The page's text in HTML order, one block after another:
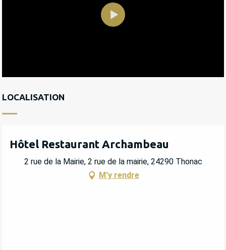
LOCALISATION
Hôtel Restaurant Archambeau
2 rue de la Mairie, 2 rue de la mairie, 24290 Thonac
M'y rendre